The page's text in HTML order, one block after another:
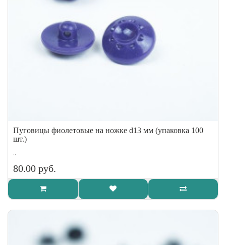
Пуговицы фиолетовые на ножке d13 мм (упаковка 100
шт.)
..
80.00 руб.